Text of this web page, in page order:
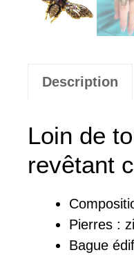
Description
Loin de
revêtant
Pierres :
Bague